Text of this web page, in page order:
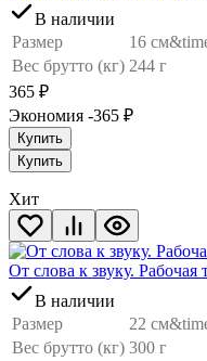
В наличии
Размер
16
Вес брутто (кг) 244 г
365 ₽
Экономия -365 ₽
Купить
Купить
Хит
От слова к звуку. Рабочая
В наличии
Размер
22
Вес брутто (кг) 300 г